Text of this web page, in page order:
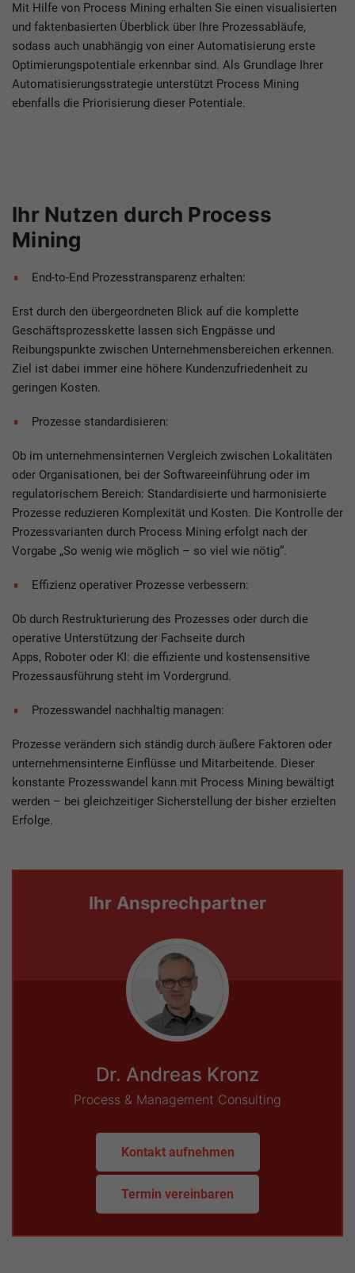
Mit Hilfe von Process Mining erhalten Sie einen visualisierten
und faktenbasierten Überblick über Ihre Prozessabläufe,
sodass auch unabhängig von einer Automatisierung erste
Optimierungspotentiale erkennbar sind. Als Grundlage Ihrer
Automatisierungsstrategie unterstützt Process Mining
ebenfalls die Priorisierung dieser Potentiale.
Ihr Nutzen durch Process
Mining
End-to-End Prozesstransparenz erhalten:
Erst durch den übergeordneten Blick auf die komplette
Geschäftsprozesskette lassen sich Engpässe und
Reibungspunkte zwischen Unternehmensbereichen erkennen.
Ziel ist dabei immer eine höhere Kundenzufriedenheit zu
geringen Kosten.
Prozesse standardisieren:
Ob im unternehmensinternen Vergleich zwischen Lokalitäten
oder Organisationen, bei der Softwareeinführung oder im
regulatorischem Bereich: Standardisierte und harmonisierte
Prozesse reduzieren Komplexität und Kosten. Die Kontrolle der
Prozessvarianten durch Process Mining erfolgt nach der
Vorgabe „So wenig wie möglich – so viel wie nötig“.
Effizienz operativer Prozesse verbessern:
Ob durch Restrukturierung des Prozesses oder durch die
operative Unterstützung der Fachseite durch
Apps, Roboter oder KI: die effiziente und kostensensitive
Prozessausführung steht im Vordergrund.
Prozesswandel nachhaltig managen:
Prozesse verändern sich ständig durch äußere Faktoren oder
unternehmensinterne Einflüsse und Mitarbeitende. Dieser
konstante Prozesswandel kann mit Process Mining bewältigt
werden – bei gleichzeitiger Sicherstellung der bisher erzielten
Erfolge.
Ihr Ansprechpartner
Dr. Andreas Kronz
Process & Management Consulting
Kontakt aufnehmen
Termin vereinbaren